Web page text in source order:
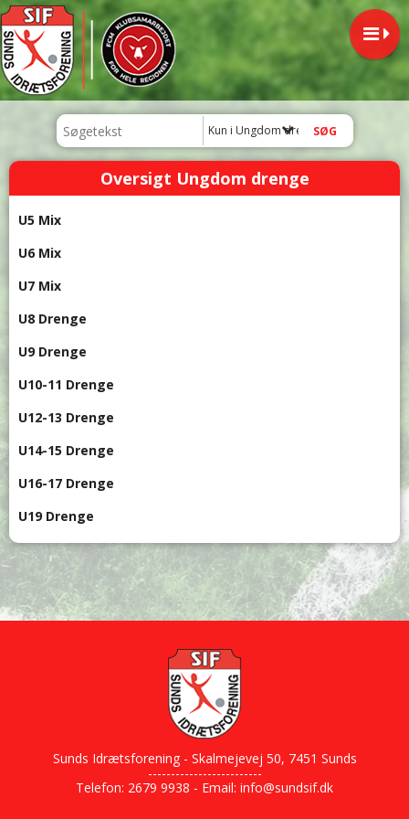
Kun i Ungdom drenge
Oversigt Ungdom drenge
U5 Mix
U6 Mix
U7 Mix
U8 Drenge
U9 Drenge
U10-11 Drenge
U12-13 Drenge
U14-15 Drenge
U16-17 Drenge
U19 Drenge
Sunds Idrætsforening - Skalmejevej 50, 7451 Sunds
-------------------------
Telefon: 2679 9938 - Email: info@sundsif.dk